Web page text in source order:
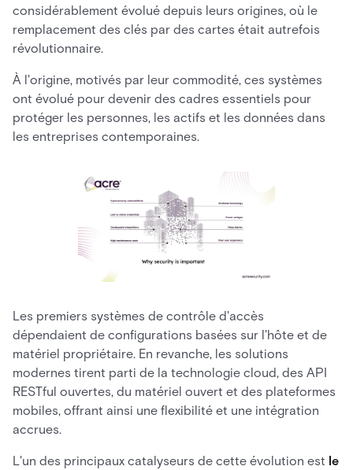
considérablement évolué depuis leurs origines, où le
remplacement des clés par des cartes était autrefois
révolutionnaire.
À l'origine, motivés par leur commodité, ces systèmes
ont évolué pour devenir des cadres essentiels pour
protéger les personnes, les actifs et les données dans
les entreprises contemporaines.
Les premiers systèmes de contrôle d'accès
dépendaient de configurations basées sur l'hôte et de
matériel propriétaire. En revanche, les solutions
modernes tirent parti de la technologie cloud, des API
RESTful ouvertes, du matériel ouvert et des plateformes
mobiles, offrant ainsi une flexibilité et une intégration
accrues.
L'un des principaux catalyseurs de cette évolution est le